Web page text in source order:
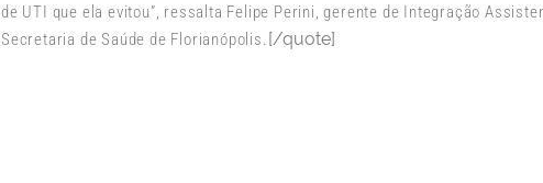
de UTI que ela evitou”, ressalta Felipe Perini, gerente de Integração
Secretaria de Saúde de Florianópolis.[/quote]